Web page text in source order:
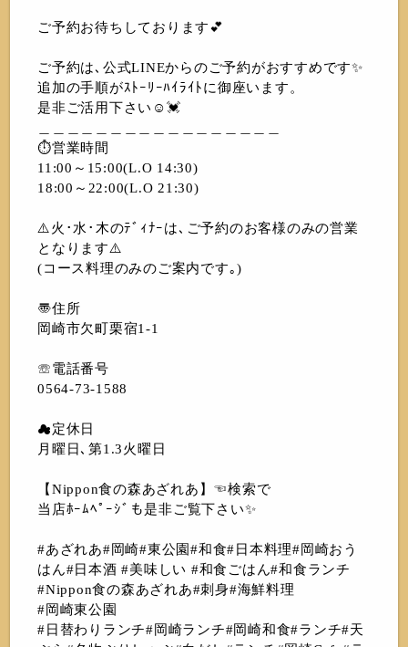
ご予約お待ちしております💕
ご予約は､公式LINEからのご予約がおすすめです✨
追加の手順がｽﾄｰﾘｰﾊｲﾗｲﾄに御座います。
是非ご活用下さい☺️💓
⏱営業時間
11:00～15:00(L.O 14:30)
18:00～22:00(L.O 21:30)
⚠️火･水･木のﾃﾞｨﾅｰは､ご予約のお客様のみの営業
となります⚠️
(コース料理のみのご案内です｡)
〠住所
岡崎市欠町栗宿1-1
☏電話番号
0564-73-1588
☁︎定休日
月曜日､第1.3火曜日
【Nippon食の森あざれあ】☜検索で
当店ﾎｰﾑﾍﾟｰｼﾞも是非ご覧下さい✨
#あざれあ#岡崎#東公園#和食#日本料理#岡崎おう
はん#日本酒 #美味しい #和食ごはん#和食ランチ
#Nippon食の森あざれあ#刺身#海鮮料理
#岡崎東公園
#日替わりランチ#岡崎ランチ#岡崎和食#ランチ#天